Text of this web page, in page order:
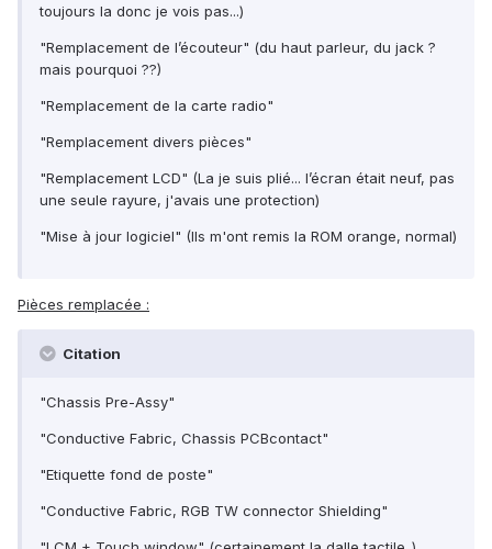
toujours la donc je vois pas...)
"Remplacement de l’écouteur" (du haut parleur, du jack ?
mais pourquoi ??)
"Remplacement de la carte radio"
"Remplacement divers pièces"
"Remplacement LCD" (La je suis plié... l’écran était neuf, pas
une seule rayure, j'avais une protection)
"Mise à jour logiciel" (Ils m'ont remis la ROM orange, normal)
Pièces remplacée :
Citation
"Chassis Pre-Assy"
"Conductive Fabric, Chassis PCBcontact"
"Etiquette fond de poste"
"Conductive Fabric, RGB TW connector Shielding"